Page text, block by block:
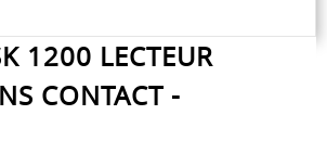
1200 LECTEUR
CONTACT -